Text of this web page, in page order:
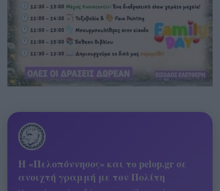
Η «Πελοπόννησος» και το pelop.gr σε
ανοιχτή γραμμή με τον Πολίτη